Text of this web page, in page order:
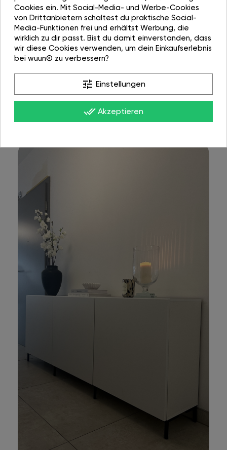
Cookies ein. Mit Social-Media- und Werbe-Cookies
von Drittanbietern schaltest du praktische Social-
Media-Funktionen frei und erhältst Werbung, die
wirklich zu dir passt. Bist du damit einverstanden, dass
wir diese Cookies verwenden, um dein Einkaufserlebnis
bei wuun® zu verbessern?
tune Einstellungen
done_all Akzeptieren